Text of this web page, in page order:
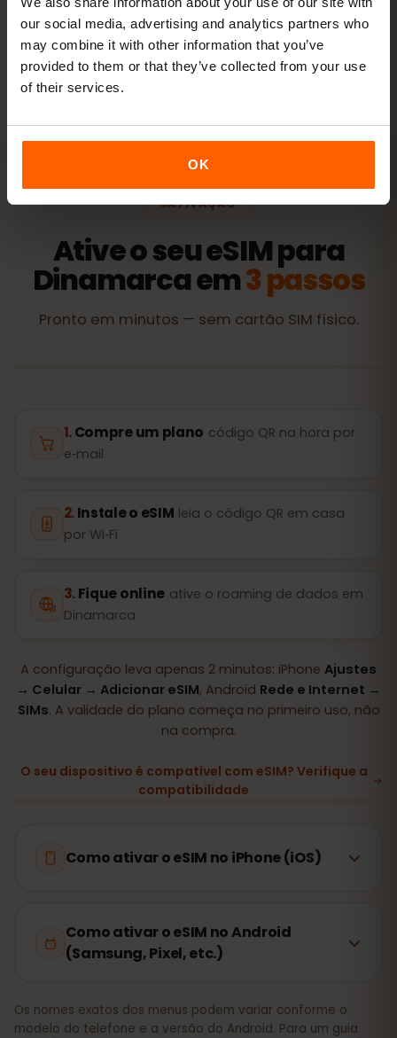
our social media, advertising and analytics partners who
may combine it with other information that you’ve
provided to them or that they’ve collected from your use
of their services.
OK
Todos os valores são indicativos. O consumo real depende
do dispositivo, das definições das apps e da utilização.
ATIVAÇÃO
Ative o seu eSIM para
Dinamarca em3 passos
Pronto em minutos — sem cartão SIM físico.
Compre um plano código QR na hora por
e‑mail
Instale o eSIM leia o código QR em casa
por Wi‑Fi
Fique online ative o roaming de dados em
Dinamarca
A configuração leva apenas 2 minutos: iPhone Ajustes
→ Celular → Adicionar eSIM, Android Rede e Internet →
SIMs. A validade do plano começa no primeiro uso, não
na compra.
O seu dispositivo é compatível com eSIM? Verifique a
compatibilidade
Como ativar o eSIM no iPhone (iOS)
Como ativar o eSIM no Android
(Samsung, Pixel, etc.)
Os nomes exatos dos menus podem variar conforme o
modelo do telefone e a versão do Android. Para um guia